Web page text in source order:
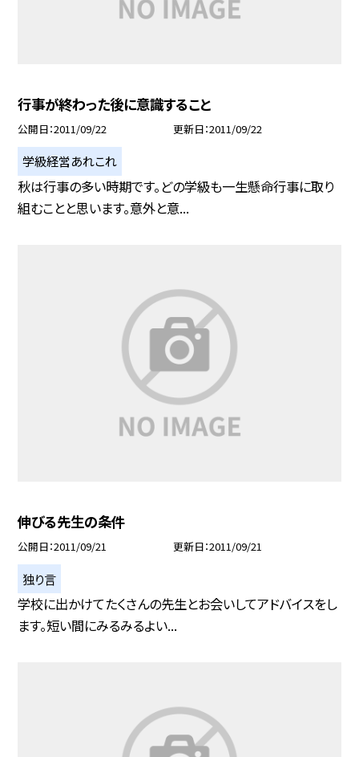
行事が終わった後に意識すること
公開日 2011/09/22 更新日 2011/09/22
学級経営あれこれ
秋は行事の多い時期です。どの学級も一生懸命行事に取り
組むことと思います。意外と意...
伸びる先生の条件
公開日 2011/09/21 更新日 2011/09/21
独り言
学校に出かけてたくさんの先生とお会いしてアドバイスをし
ます。短い間にみるみるよい...